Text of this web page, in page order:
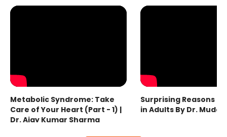
Metabolic Syndrome: Take
Care of Your Heart (Part - 1) |
Dr. Ajay Kumar Sharma
Surprising Reasons
in Adults By Dr.